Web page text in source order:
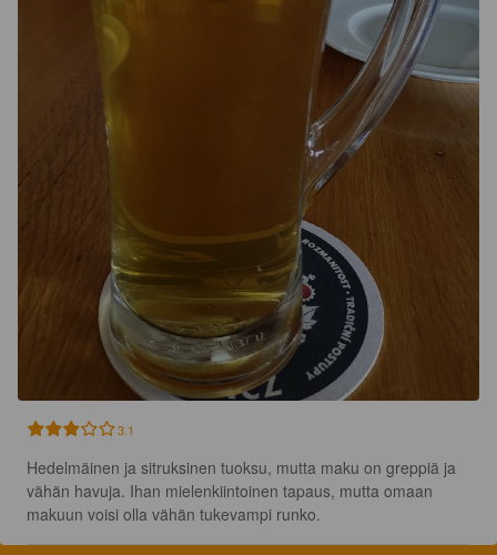
3.1
Hedelmäinen ja sitruksinen tuoksu, mutta maku on greppiä ja
vähän havuja. Ihan mielenkiintoinen tapaus, mutta omaan
makuun voisi olla vähän tukevampi runko.